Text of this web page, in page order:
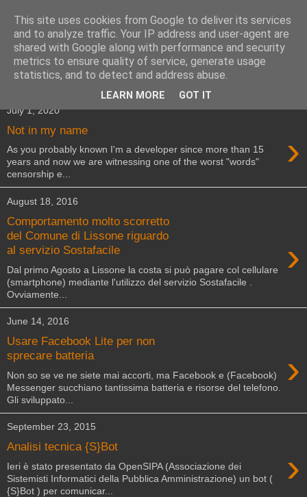
Cold Boot Blog
July 1, 2020
Not in my name ›
As you probably known I'm a developer since more than 15
years and now we are witnessing one of the worst "words"
censorship e...
August 18, 2016
Comportamento molto scorretto
del Comune di Lissone riguardo
al servizio Sostafacile
›
Dal primo Agosto a Lissone la costa si può pagare col cellulare
(smartphone) mediante l'utilizzo del servizio Sostafacile .
Ovviamente...
June 14, 2016
Usare Facebook Lite per non
sprecare batteria
›
Non so se ve ne siete mai accorti, ma Facebook e (Facebook)
Messenger succhiano tantissima batteria e risorse del telefono.
Gli sviluppato...
September 23, 2015
Analisi tecnica {S}Bot ›
Ieri è stato presentato da OpenSIPA (Associazione dei
Sistemisti Informatici della Pubblica Amministrazione) un bot (
{S}Bot ) per comunicar...
This site uses cookies from Google to deliver its services
and to analyze traffic. Your IP address and user-agent are
shared with Google along with performance and security
metrics to ensure quality of service, generate usage
statistics, and to detect and address abuse.
LEARN MORE GOT IT